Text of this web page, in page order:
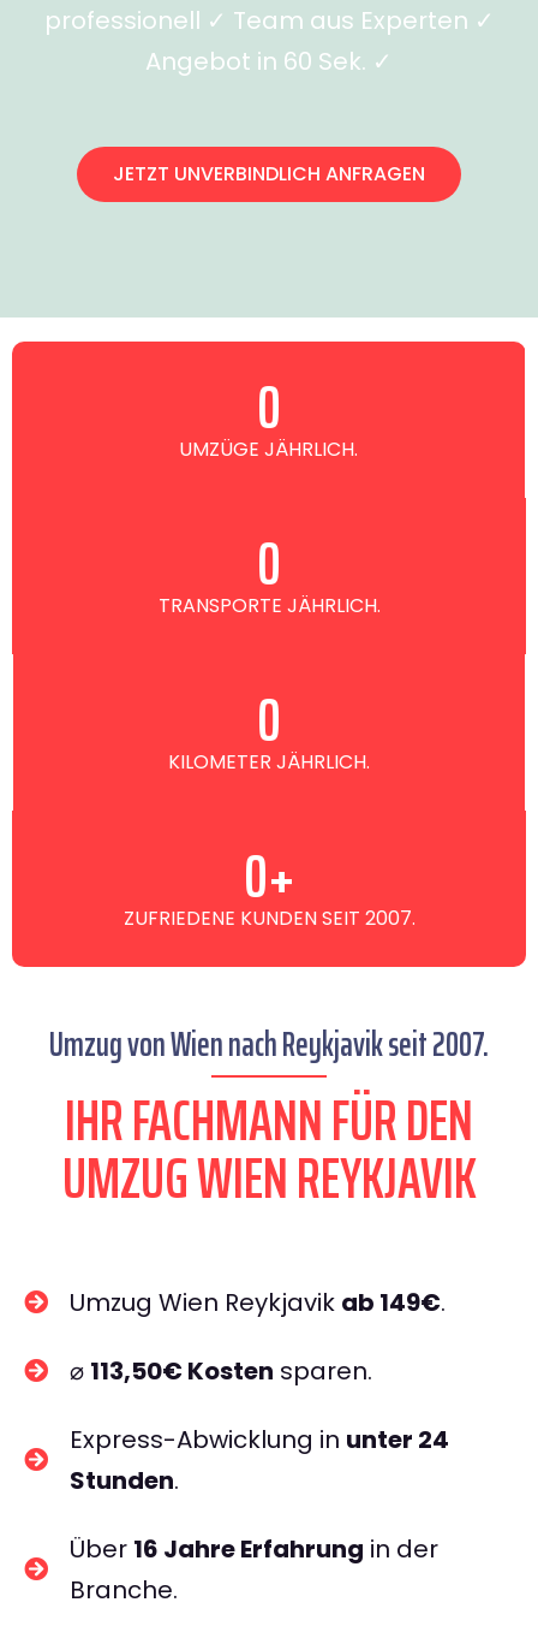
professionell ✓ Team aus Experten ✓
Angebot in 60 Sek. ✓
JETZT UNVERBINDLICH ANFRAGEN
UMZÜGE JÄHRLICH.
0
TRANSPORTE JÄHRLICH.
0
KILOMETER JÄHRLICH.
0
ZUFRIEDENE KUNDEN SEIT 2007.
0+
Umzug von Wien nach Reykjavik seit 2007.
IHR FACHMANN FÜR DEN
UMZUG WIEN REYKJAVIK
Umzug Wien Reykjavik ab 149€.
⌀ 113,50€ Kosten sparen.
Express-Abwicklung in unter 24
Stunden.
Über 16 Jahre Erfahrung in der
Branche.